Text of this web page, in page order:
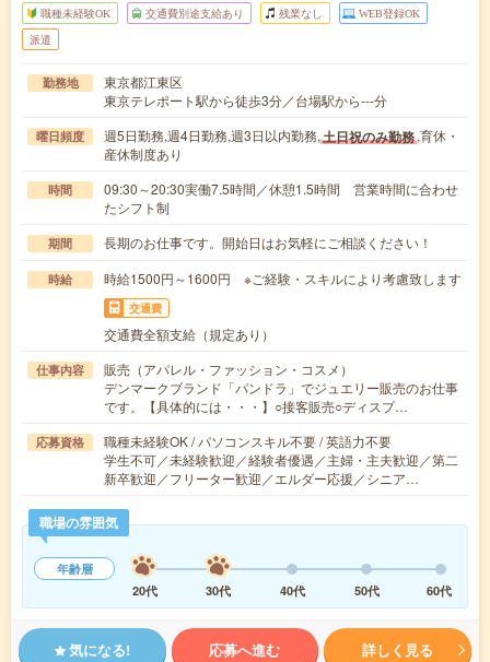
職種未経験OK 交通費別途支給あり 残業なし WEB登録OK
派遣
勤務地
東京都江東区
東京テレポート駅から徒歩3分／台場駅から---分
曜日頻度 週5日勤務,週4日勤務,週3日以内勤務,土日祝のみ勤務,育休・
産休制度あり
時間
09:30～20:30実働7.5時間／休憩1.5時間 営業時間に合わせ
たシフト制
期間 長期のお仕事です。開始日はお気軽にご相談ください！
時給 時給1500円～1600円 ※ご経験・スキルにより考慮致します
交通費
交通費全額支給（規定あり）
仕事内容
販売（アパレル・ファッション・コスメ）
デンマークブランド「パンドラ」でジュエリー販売のお仕事
です。【具体的には・・・】○接客販売○ディスプ…
応募資格
職種未経験OK / パソコンスキル不要 / 英語力不要
学生不可／未経験歓迎／経験者優遇／主婦・主夫歓迎／第二
新卒歓迎／フリーター歓迎／エルダー応援／シニア…
職場の雰囲気
年齢層
20代
30代 40代 50代 60代
気になる! 応募へ進む 詳しく見る